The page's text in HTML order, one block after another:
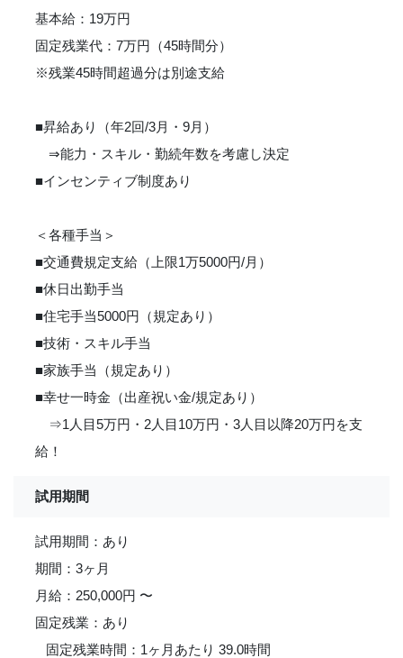
基本給：19万円
固定残業代：7万円（45時間分）
※残業45時間超過分は別途支給
■昇給あり（年2回/3月・9月）
⇒能力・スキル・勤続年数を考慮し決定
■インセンティブ制度あり
＜各種手当＞
■交通費規定支給（上限1万5000円/月）
■休日出勤手当
■住宅手当5000円（規定あり）
■技術・スキル手当
■家族手当（規定あり）
■幸せ一時金（出産祝い金/規定あり）
⇒1人目5万円・2人目10万円・3人目以降20万円を支
給！
試用期間
試用期間：あり
期間：3ヶ月
月給：250,000円 〜
固定残業：あり
固定残業時間：1ヶ月あたり 39.0時間